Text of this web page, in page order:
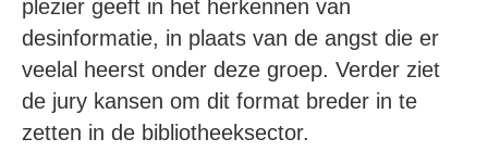
plezier geeft in het herkennen van
desinformatie, in plaats van de angst die er
veelal heerst onder deze groep. Verder ziet
de jury kansen om dit format breder in te
zetten in de bibliotheeksector.